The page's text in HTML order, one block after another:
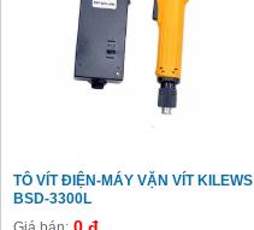
TÔ VÍT ĐIỆN-MÁY VẶN VÍT KILEWS
BSD-3300L